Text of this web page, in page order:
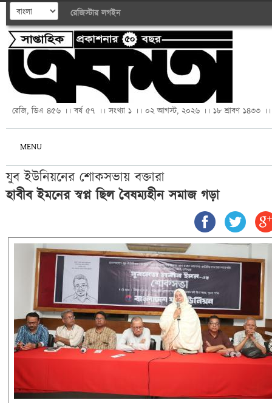
রেজিস্টার লগইন
রেজি, ডিএ ৪৫৬ ।। বর্ষ ৫৭ ।। সংখ্যা ১ ।। ০২ আগস্ট, ২০২৬ ।। ১৮ শ্রাবণ ১৪৩৩ ।।
MENU
যুব ইউনিয়নের শোকসভায় বক্তারা
হাবীব ইমনের স্বপ্ন ছিল বৈষম্যহীন সমাজ গড়া